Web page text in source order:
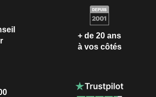
+ de 20 ans
à vos côtés